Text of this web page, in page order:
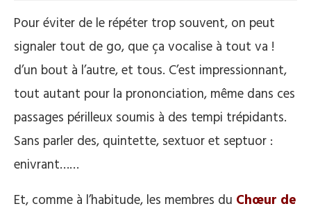
Pour éviter de le répéter trop souvent, on peut
signaler tout de go, que ça vocalise à tout va !
d’un bout à l’autre, et tous. C’est impressionnant,
tout autant pour la prononciation, même dans ces
passages périlleux soumis à des tempi trépidants.
Sans parler des, quintette, sextuor et septuor :
enivrant……
Et, comme à l’habitude, les membres du Chœur de